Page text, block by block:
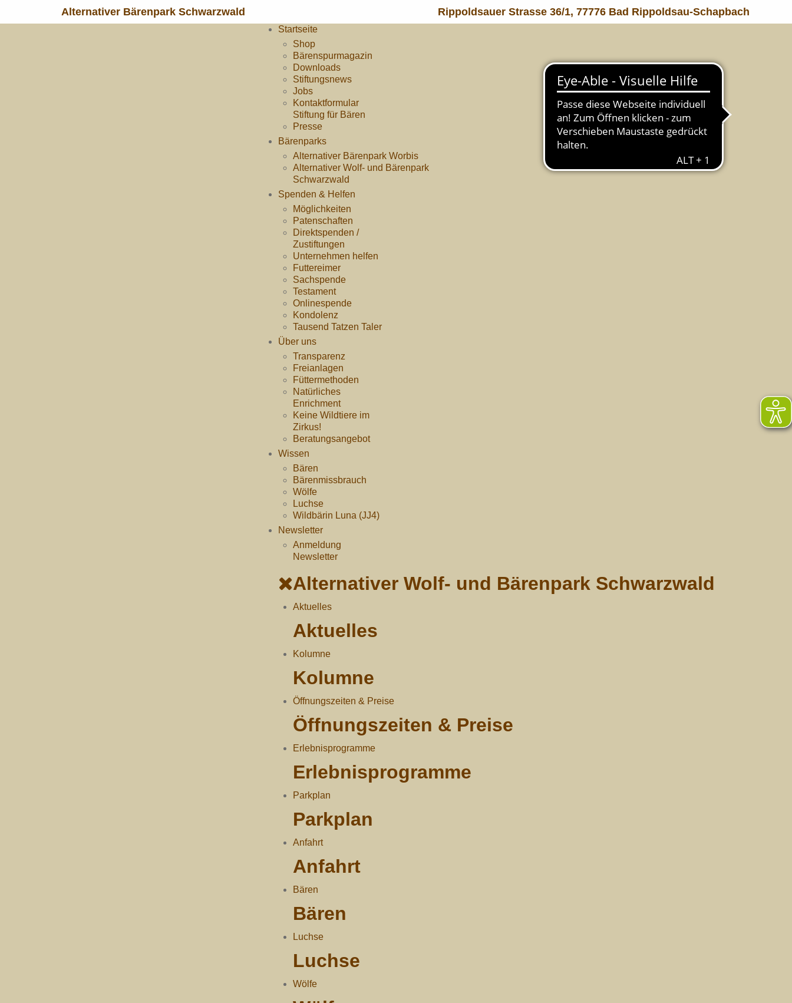
Alternativer Bärenpark Schwarzwald Rippoldsauer Strasse 36/1, 77776 Bad Rippoldsau-Schapbach
Startseite
Shop
Bärenspurmagazin
Downloads
Stiftungsnews
Jobs
Kontaktformular
Stiftung für Bären
Presse
Bärenparks
Alternativer Bärenpark Worbis
Alternativer Wolf- und Bärenpark
Schwarzwald
Spenden & Helfen
Möglichkeiten
Patenschaften
Direktspenden /
Zustiftungen
Unternehmen helfen
Futtereimer
Sachspende
Testament
Onlinespende
Kondolenz
Tausend Tatzen Taler
Über uns
Transparenz
Freianlagen
Füttermethoden
Natürliches
Enrichment
Keine Wildtiere im
Zirkus!
Beratungsangebot
Wissen
Bären
Bärenmissbrauch
Wölfe
Luchse
Wildbärin Luna (JJ4)
Newsletter
Anmeldung
Newsletter
Alternativer Wolf- und Bärenpark Schwarzwald
Aktuelles
Aktuelles
Kolumne
Kolumne
Öffnungszeiten & Preise
Öffnungszeiten & Preise
Erlebnisprogramme
Erlebnisprogramme
Parkplan
Parkplan
Anfahrt
Anfahrt
Bären
Bären
Luchse
Luchse
Wölfe